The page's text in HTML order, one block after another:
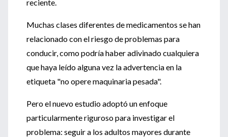
reciente.
Muchas clases diferentes de medicamentos se han
relacionado con el riesgo de problemas para
conducir, como podría haber adivinado cualquiera
que haya leído alguna vez la advertencia en la
etiqueta "no opere maquinaria pesada".
Pero el nuevo estudio adoptó un enfoque
particularmente riguroso para investigar el
problema: seguir a los adultos mayores durante